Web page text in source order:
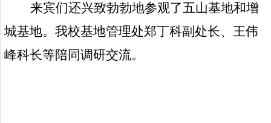
来宾们还兴致勃勃地参观了五山基地和增
城基地。我校基地管理处郑丁科副处长、王伟
峰科长等陪同调研交流。